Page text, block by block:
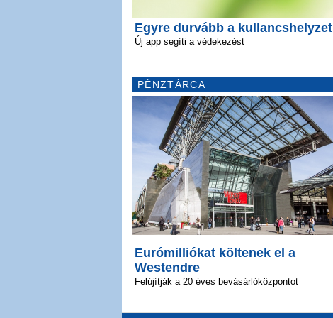
Egyre durvább a kullancshelyzet
Új app segíti a védekezést
PÉNZTÁRCA
Eurómilliókat költenek el a
Westendre
Felújítják a 20 éves bevásárlóközpontot